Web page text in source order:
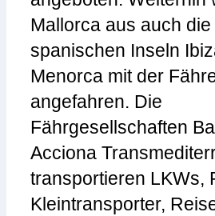
Mallorca aus auch die
spanischen Inseln
Menorca mit der
angefahren. Die
Fährgesellschaften
Acciona
transportieren LKWs,
Kleintransporter,